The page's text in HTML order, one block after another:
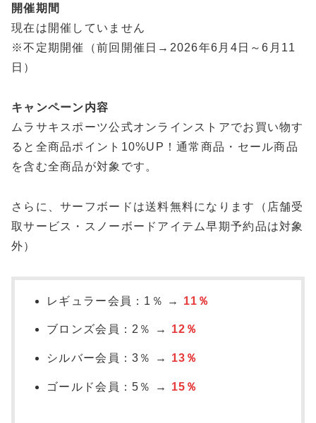
開催期間
現在は開催していません
※不定期開催（前回開催日→2026年6月4日～6月11
日）
キャンペーン内容
ムラサキスポーツ公式オンラインストアでお買い物す
ると全商品ポイント10%UP！通常商品・セール商品
を含む全商品が対象です。
さらに、サーフボードは送料無料になります（店舗受
取サービス・スノーボードアイテム早期予約品は対象
外）
レギュラー会員：1％ → 11％
ブロンズ会員：2％ → 12％
シルバー会員：3％ → 13％
ゴールド会員：5％ → 15％